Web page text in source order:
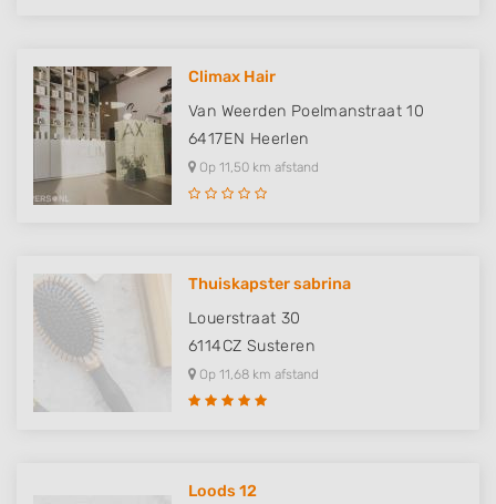
Climax Hair
Van Weerden Poelmanstraat 10
6417EN Heerlen
Op 11,50 km afstand
Thuiskapster sabrina
Louerstraat 30
6114CZ Susteren
Op 11,68 km afstand
Loods 12